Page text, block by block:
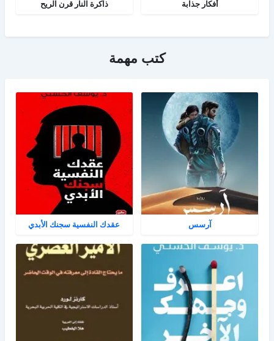
أفكار جذابة ذاكرة النار قرن الريح
كتب مهمة
آرسس عقدك النفسية سجنك الأبدي